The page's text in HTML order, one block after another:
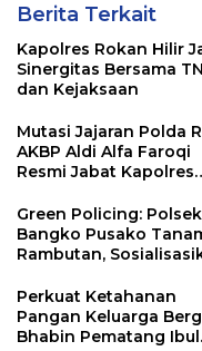
Berita Terkait
Kapolres Rokan Hilir
Sinergitas Bersama
dan Kejaksaan
Mutasi Jajaran Polda
AKBP Aldi Alfa Faroqi
Resmi Jabat Kapolres
Imam Syahroni
Green Policing: Polsek
Bangko Pusako
Rambutan,
Kapolda Riau
Perkuat Ketahanan
Pangan Keluarga
Bhabin Pematang Ibul